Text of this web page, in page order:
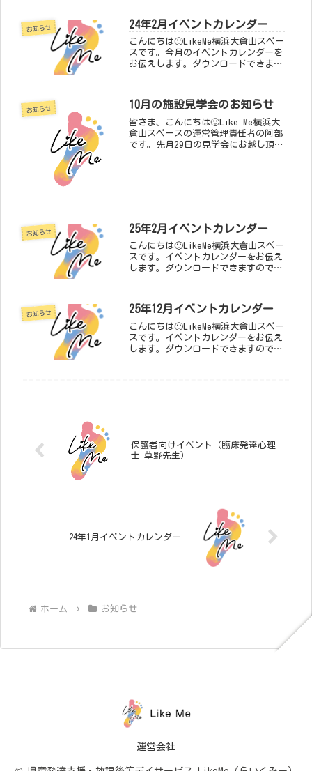
お知らせ 24年2月イベントカレンダー
こんにちは🙂LikeMe横浜大倉山スペー
スです。今月のイベントカレンダーを
お伝えします。ダウンロードできます
カレンダー【放デイ】イベントカレン
ダー児童発達支援のイベントカレ...
お知らせ 10月の施設見学会のお知らせ
皆さま、こんにちは🙂Like Me横浜大
倉山スペースの運営管理責任者の阿部
です。先月29日の見学会にお越し頂い
お知らせ 25年2月イベントカレンダー
こんにちは🙂LikeMe横浜大倉山スペー
スです。イベントカレンダーをお伝え
します。ダウンロードできますので、
ダー【放課後等デサービス】イベント
カレンダー.xlsx - Go...
お知らせ 25年12月イベントカレンダー
こんにちは🙂LikeMe横浜大倉山スペー
スです。イベントカレンダーをお伝え
します。ダウンロードできますので、
保護者向けイベント（臨床発達心理
士 草野先生）
24年1月イベントカレンダー
ホーム お知らせ
運営会社